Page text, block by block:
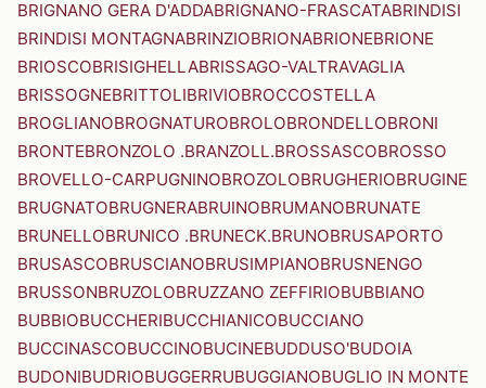
BRIGNANO GERA D'ADDABRIGNANO-FRASCATABRINDISI
BRINDISI MONTAGNABRINZIOBRIONABRIONEBRIONE
BRIOSCOBRISIGHELLABRISSAGO-VALTRAVAGLIA
BRISSOGNEBRITTOLIBRIVIOBROCCOSTELLA
BROGLIANOBROGNATUROBROLOBRONDELLOBRONI
BRONTEBRONZOLO .BRANZOLL.BROSSASCOBROSSO
BROVELLO-CARPUGNINOBROZOLOBRUGHERIOBRUGINE
BRUGNATOBRUGNERABRUINOBRUMANOBRUNATE
BRUNELLOBRUNICO .BRUNECK.BRUNOBRUSAPORTO
BRUSASCOBRUSCIANOBRUSIMPIANOBRUSNENGO
BRUSSONBRUZOLOBRUZZANO ZEFFIRIOBUBBIANO
BUBBIOBUCCHERIBUCCHIANICOBUCCIANO
BUCCINASCOBUCCINOBUCINEBUDDUSO'BUDOIA
BUDONIBUDRIOBUGGERRUBUGGIANOBUGLIO IN MONTE